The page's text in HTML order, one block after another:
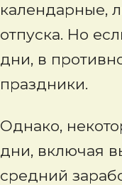
календарные,
отпуска. Но
дни, в
праздники.
Однако,
дни, включая
средний